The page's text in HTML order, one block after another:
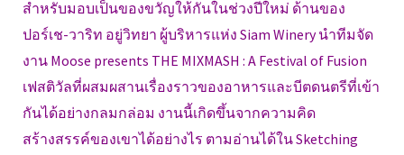
สำหรับมอบเป็นของขวัญให้กันในช่วงปีใหม่ ด้านของ
ปอร์เช-วาริท อยู่วิทยา ผู้บริหารแห่ง Siam Winery นำทีมจัด
งาน Moose presents THE MIXMASH : A Festival of Fusion
เฟสติวัลที่ผสมผสานเรื่องราวของอาหารและบีตดนตรีที่เข้า
กันได้อย่างกลมกล่อม งานนี้เกิดขึ้นจากความคิด
สร้างสรรค์ของเขาได้อย่างไร ตามอ่านได้ใน Sketching